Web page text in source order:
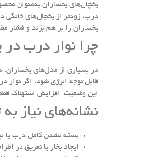
یخچال‌های یخساران به‌عنوان
درب، زودتر از یخچال‌های خانگی
یخساران را بر هم بزند و فشار
چرا نوار درب
در بسیاری از مدل‌های
قابل توجه انرژی شود. اگر نوار
این وضعیت، افزایش استهلاک
نشانه‌های نیاز
بسته نشدن کامل درب یا
ایجاد بخار یا تعریق در